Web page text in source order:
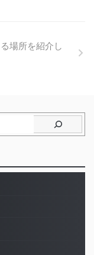
場所を紹介し